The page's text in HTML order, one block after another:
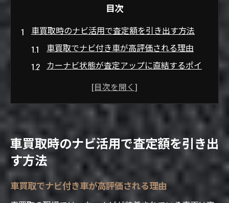
目次
車買取時のナビ活用で査定額を引き出す方法
車買取でナビ付き車が高評価される理由
カーナビ状態が査定アップに直結するポイ
ナビゲート機能を活かした査定額の上げ方
車買取時にナビが与える具体的な影響とは
カーナビ初期化と車売却のベストな手順
車買取時のカーナビ初期化が必要な理由
車売却前に行うべきナビ初期化手順の流れ
車買取時のナビ活用で査定額を引き出
す方法
車買取でナビ付き車が高評価される理由